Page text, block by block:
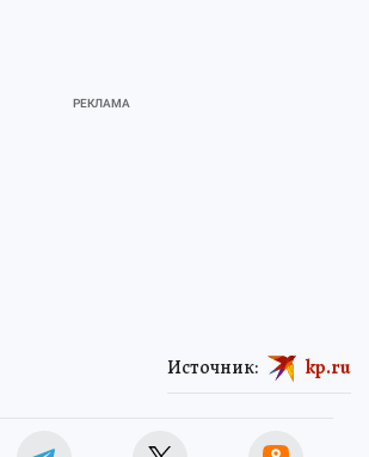
Источник: kp.ru